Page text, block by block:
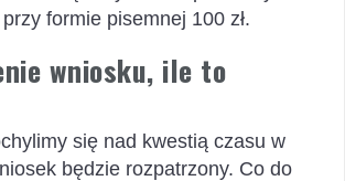
formie pisemnej 100 zł.
wniosku, ile to
się nad kwestią czasu w
będzie rozpatrzony. Co do